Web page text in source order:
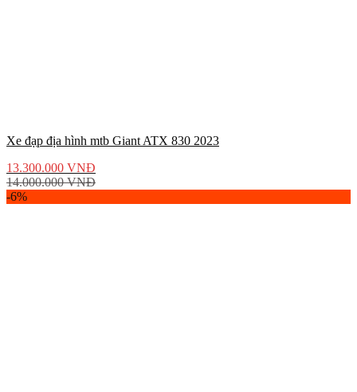
Xe đạp địa hình mtb Giant ATX 830 2023
13.300.000 VNĐ
14.000.000VNĐ
-6%